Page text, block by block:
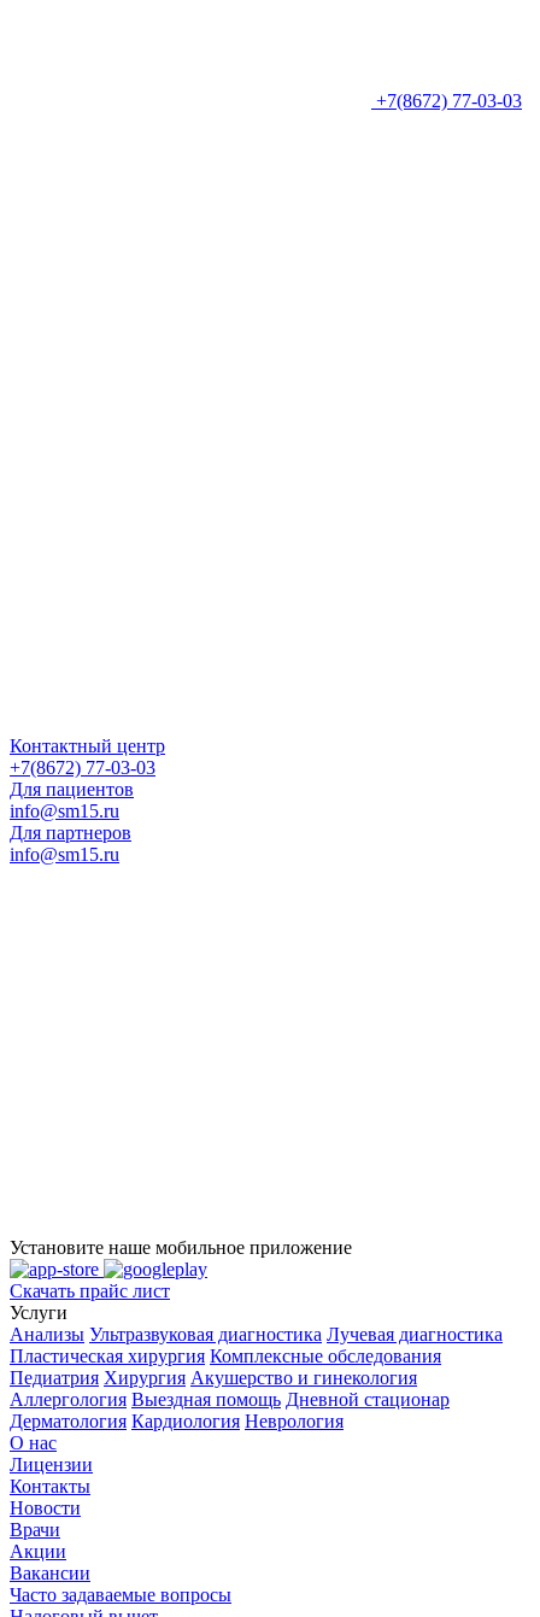
+7(8672) 77-03-03
Контактный центр
+7(8672) 77-03-03
Для пациентов
info@sm15.ru
Для партнеров
info@sm15.ru
Установите наше мобильное приложение
Скачать прайс лист
Услуги
Анализы Ультразвуковая диагностика Лучевая диагностика
Пластическая хирургия Комплексные обследования
Педиатрия Хирургия Акушерство и гинекология
Аллергология Выездная помощь Дневной стационар
Дерматология Кардиология Неврология
О нас
Лицензии
Контакты
Новости
Врачи
Акции
Вакансии
Часто задаваемые вопросы